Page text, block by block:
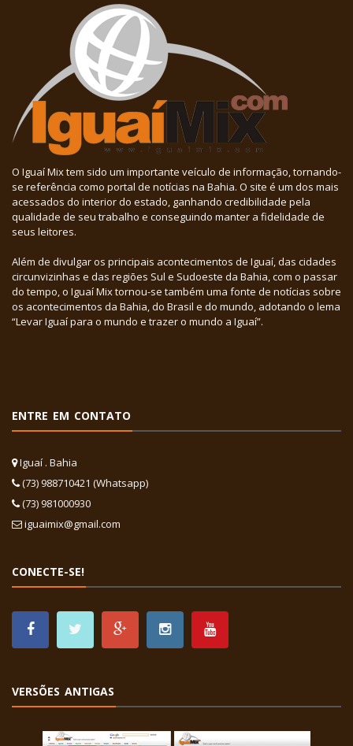
O Iguaí Mix tem sido um importante veículo de informação, tornando-
se referência como portal de notícias na Bahia. O site é um dos mais
acessados do interior do estado, ganhando credibilidade pela
qualidade de seu trabalho e conseguindo manter a fidelidade de
seus leitores.
Além de divulgar os principais acontecimentos de Iguaí, das cidades
circunvizinhas e das regiões Sul e Sudoeste da Bahia, com o passar
do tempo, o Iguaí Mix tornou-se também uma fonte de notícias sobre
os acontecimentos da Bahia, do Brasil e do mundo, adotando o lema
“Levar Iguaí para o mundo e trazer o mundo a Iguaí”.
ENTRE EM CONTATO
Iguaí . Bahia
(73) 988710421 (Whatsapp)
(73) 981000930
iguaimix@gmail.com
CONECTE-SE!
VERSÕES ANTIGAS